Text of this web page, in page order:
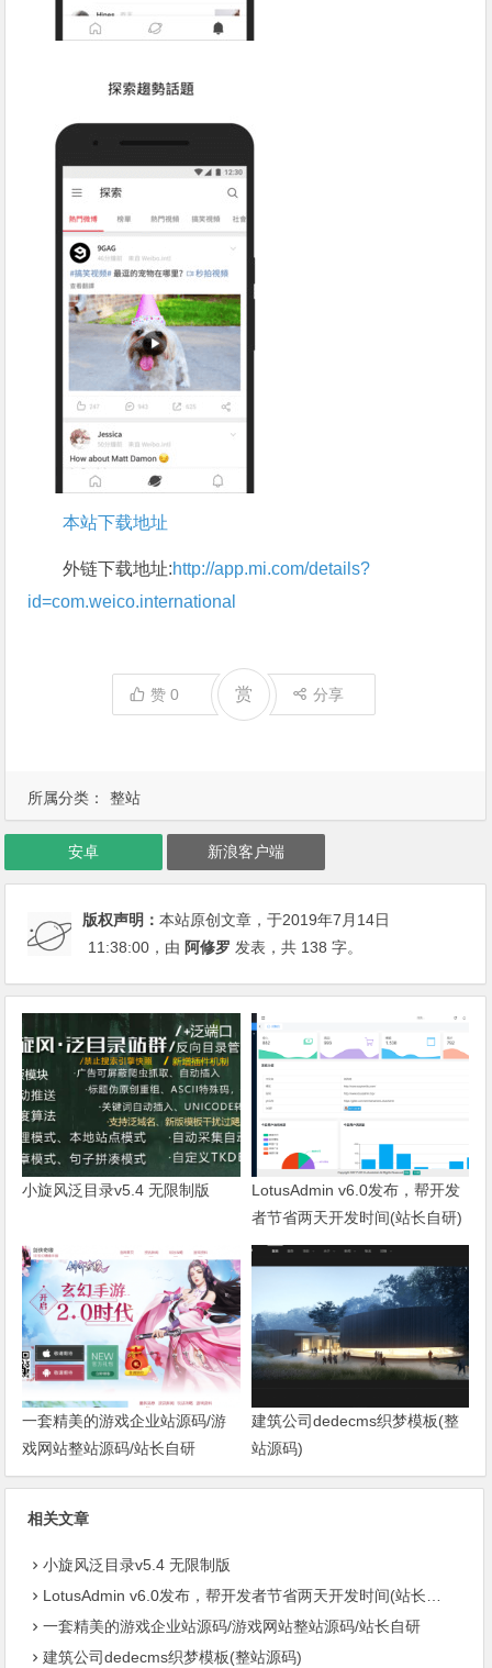
本站下载地址
外链下载地址:http://app.mi.com/details?
id=com.weico.international
赞0 赏 分享
所属分类： 整站
安卓 新浪客户端
版权声明：本站原创文章，于2019年7月14日
11:38:00 ，由 阿修罗 发表，共 138 字。
小旋风泛目录v5.4 无限制版
LotusAdmin v6.0发布，帮开发
者节省两天开发时间(站长自研)
一套精美的游戏企业站源码/游
戏网站整站源码/站长自研
建筑公司dedecms织梦模板(整
站源码)
相关文章
小旋风泛目录v5.4 无限制版
LotusAdmin v6.0发布，帮开发者节省两天开发时间(站长自研)
一套精美的游戏企业站源码/游戏网站整站源码/站长自研
建筑公司dedecms织梦模板(整站源码)